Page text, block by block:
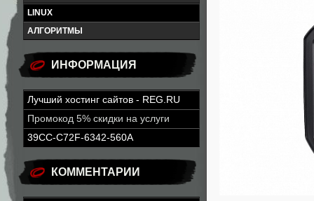
LINUX
АЛГОРИТМЫ
ИНФОРМАЦИЯ
Лучший хостинг сайтов - REG.RU
Промокод 5% скидки на услуги
39CC-C72F-6342-560A
КОММЕНТАРИИ